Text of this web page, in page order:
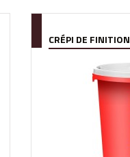
CRÉPI DE FINITION